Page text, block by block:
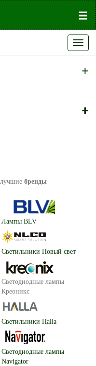
+
+
бренды
Лампы BLV
Светильники Новый свет
Светодиодные лампы
Креоникс
Светильники Halla
Светодиодные лампы
Navigator